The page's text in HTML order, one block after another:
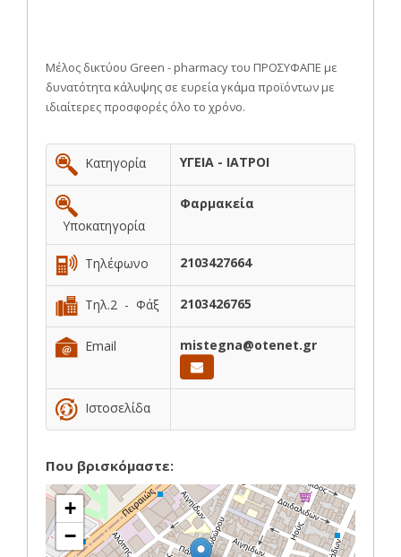
Μέλος δικτύου Green - pharmacy του ΠΡΟΣΥΦΑΠΕ με
δυνατότητα κάλυψης σε ευρεία γκάμα προϊόντων με
ιδιαίτερες προσφορές όλο το χρόνο.
Κατηγορία ΥΓΕΙΑ - ΙΑΤΡΟΙ
Υποκατηγορία
Φαρμακεία
Τηλέφωνο 2103427664
Τηλ.2 - Φάξ 2103426765
Email mistegna@otenet.gr
Ιστοσελίδα
Που βρισκόμαστε:
+
−